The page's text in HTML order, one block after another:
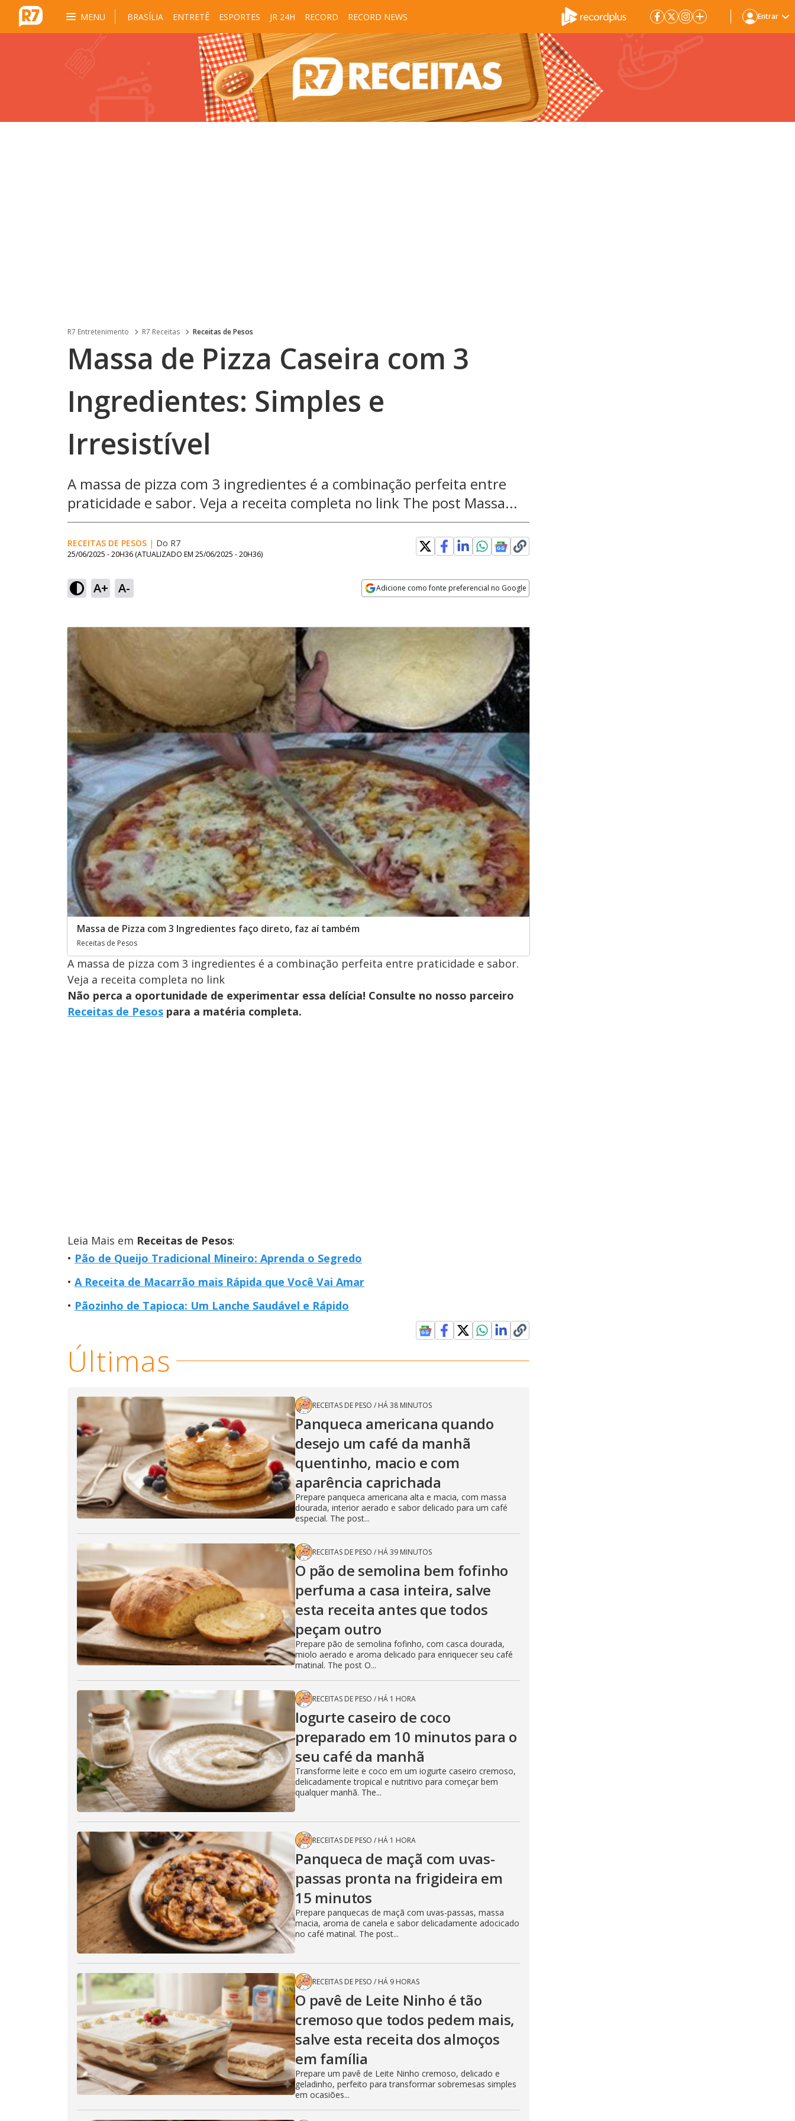
MENU BRASÍLIA ENTRETÊ ESPORTES JR 24H RECORD RECORD NEWS Entrar
R7 Entretenimento R7 Receitas Receitas de Pesos
Massa de Pizza Caseira com 3
Ingredientes: Simples e
Irresistível
A massa de pizza com 3 ingredientes é a combinação perfeita entre
praticidade e sabor. Veja a receita completa no link The post Massa...
RECEITAS DE PESOS | Do R7
25/06/2025 - 20H36 (ATUALIZADO EM 25/06/2025 - 20H36)
A+ A- Adicione como fonte preferencial no Google
Massa de Pizza com 3 Ingredientes faço direto, faz aí também
Receitas de Pesos
A massa de pizza com 3 ingredientes é a combinação perfeita entre praticidade e sabor.
Veja a receita completa no link
Não perca a oportunidade de experimentar essa delícia! Consulte no nosso parceiro
Receitas de Pesos para a matéria completa.
Leia Mais em Receitas de Pesos:
Pão de Queijo Tradicional Mineiro: Aprenda o Segredo
A Receita de Macarrão mais Rápida que Você Vai Amar
Pãozinho de Tapioca: Um Lanche Saudável e Rápido
Últimas
RECEITAS DE PESO / HÁ 38 MINUTOS
Panqueca americana quando
desejo um café da manhã
quentinho, macio e com
aparência caprichada
Prepare panqueca americana alta e macia, com massa
dourada, interior aerado e sabor delicado para um café
especial. The post...
RECEITAS DE PESO / HÁ 39 MINUTOS
O pão de semolina bem fofinho
perfuma a casa inteira, salve
esta receita antes que todos
peçam outro
Prepare pão de semolina fofinho, com casca dourada,
miolo aerado e aroma delicado para enriquecer seu café
matinal. The post O...
RECEITAS DE PESO / HÁ 1 HORA
Iogurte caseiro de coco
preparado em 10 minutos para o
seu café da manhã
Transforme leite e coco em um iogurte caseiro cremoso,
delicadamente tropical e nutritivo para começar bem
qualquer manhã. The...
RECEITAS DE PESO / HÁ 1 HORA
Panqueca de maçã com uvas-
passas pronta na frigideira em
15 minutos
Prepare panquecas de maçã com uvas-passas, massa
macia, aroma de canela e sabor delicadamente adocicado
no café matinal. The post...
RECEITAS DE PESO / HÁ 9 HORAS
O pavê de Leite Ninho é tão
cremoso que todos pedem mais,
salve esta receita dos almoços
em família
Prepare um pavê de Leite Ninho cremoso, delicado e
geladinho, perfeito para transformar sobremesas simples
em ocasiões...